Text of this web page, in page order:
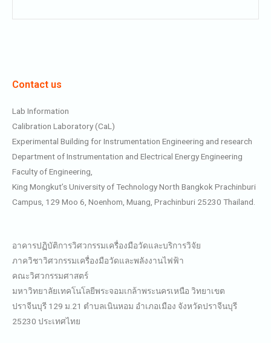
Contact us
Lab Information
Calibration Laboratory (CaL)
Experimental Building for Instrumentation Engineering and research
Department of Instrumentation and Electrical Energy Engineering
Faculty of Engineering,
King Mongkut’s University of Technology North Bangkok Prachinburi
Campus, 129 Moo 6, Noenhom, Muang, Prachinburi 25230 Thailand.
อาคารปฏิบัติการวิศวกรรมเครื่องมือวัดและบริการวิจัย
ภาควิชาวิศวกรรมเครื่องมือวัดและพลังงานไฟฟ้า
คณะวิศวกรรมศาสตร์
มหาวิทยาลัยเทคโนโลยีพระจอมเกล้าพระนครเหนือ วิทยาเขต
ปราจีนบุรี 129 ม.21 ตำบลเนินหอม อำเภอเมือง จังหวัดปราจีนบุรี
25230 ประเทศไทย